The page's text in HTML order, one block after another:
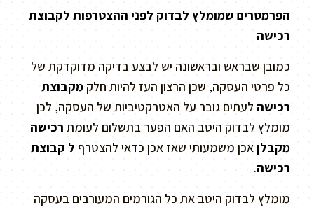
הפרמטרים שמומלץ לבדוק לפני ההצטרפות לקבוצת
רכישה
כמובן שבראש ובראשונה יש לבצע בדיקה מדוקדקת של
כל פרטי העסקה, שכן הרצון העז להיות חלק מקבוצת
רכישה לעתים גובר על האטרקטיביות של העסקה, לכן
מומלץ לבדוק היטב האם הפער בתשלום לעומת רכישה
מקבלןאכן משמעותי שאז אכן כדאי להצטרף ל קבוצת
רכישה.
מומלץ לבדוק היטב את כל הגורמים המעורבים בעסקה